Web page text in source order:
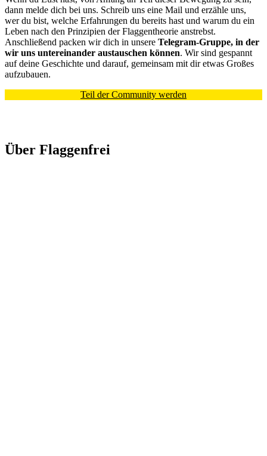
dann melde dich bei uns. Schreib uns eine Mail und erzähle uns,
wer du bist, welche Erfahrungen du bereits hast und warum du ein
Leben nach den Prinzipien der Flaggentheorie anstrebst.
Anschließend packen wir dich in unsere Telegram-Gruppe, in der
wir uns untereinander austauschen können. Wir sind gespannt
auf deine Geschichte und darauf, gemeinsam mit dir etwas Großes
aufzubauen.
Teil der Community werden
Über Flaggenfrei